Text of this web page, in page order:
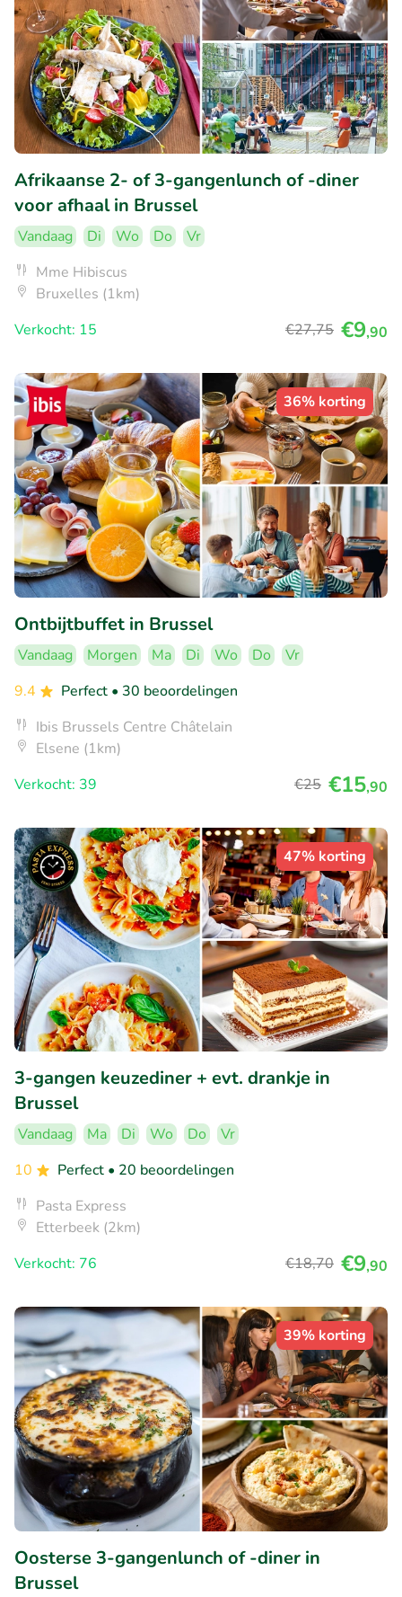
Afrikaanse 2- of 3-gangenlunch of -diner
voor afhaal in Brussel
Vandaag Di Wo Do
Vr
Mme Hibiscus
Bruxelles (1km)
Verkocht: 15
€27,75 €9,90
36% korting
Ontbijtbuffet in Brussel
Vandaag Morgen Ma Di Wo Do
Vr
9.4
Perfect • 30 beoordelingen
Ibis Brussels Centre Châtelain
Elsene (1km)
Verkocht: 39
€25 €15,90
47% korting
3-gangen keuzediner + evt. drankje in
Brussel
Vandaag Ma Di Wo Do
Vr
10
Perfect • 20 beoordelingen
Pasta Express
Etterbeek (2km)
Verkocht: 76
€18,70 €9,90
39% korting
Oosterse 3-gangenlunch of -diner in
Brussel